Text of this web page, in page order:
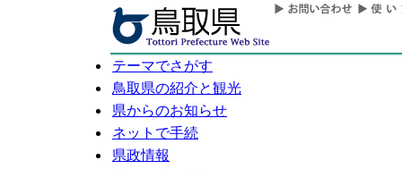
テーマでさがす
鳥取県の紹介と観光
県からのお知らせ
ネットで手続
県政情報